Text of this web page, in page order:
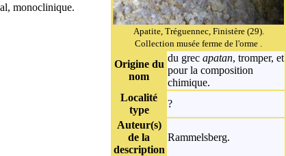
Apatite, Tréguennec, Finistère (29).
Collection musée ferme de l'orme .
Origine du
nom
du grec apatan, tromper, et
pour la composition
chimique.
Localité
type
?
Auteur(s)
de la
description
Rammelsberg.
monoclinique.